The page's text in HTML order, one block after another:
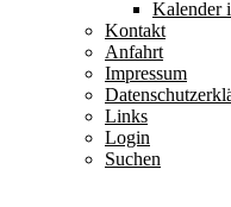
Kalender
Kontakt
Anfahrt
Impressum
Links
Login
Suchen